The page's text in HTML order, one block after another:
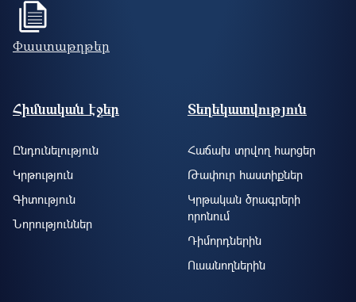
Փաստաթղթեր
Footer site information
Հիմնական էջեր
Ընդունելություն
Կրթություն
Գիտություն
Նորություններ
Տեղեկատվություն
Հաճախ տրվող հարցեր
Թափուր հաստիքներ
Կրթական ծրագրերի
որոնում
Դիմորդներին
Ուսանողներին